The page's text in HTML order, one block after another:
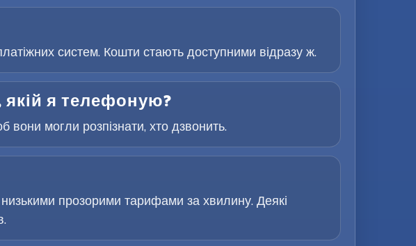
систем. Кошти стають доступними відразу ж.
я телефоную?
могли розпізнати, хто дзвонить.
прозорими тарифами за хвилину. Деякі